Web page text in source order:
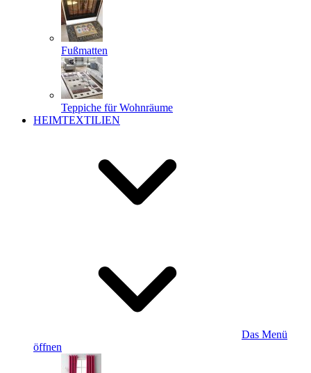
Fußmatten
Teppiche für Wohnräume
HEIMTEXTILIEN
Das Menü
öffnen